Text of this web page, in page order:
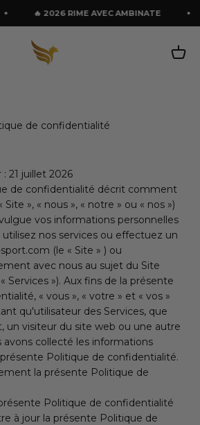
🔥 2026 RIME AVEC AMBINATE 🏆
Ambinate Sport
de confidentialité
21 juillet 2026
de confidentialité décrit comment
», « nous », « notre » ou « nos »)
vos informations personnelles
utilisez nos services ou effectuez un
(le « Site » ) ou
avec nous au sujet du Site
Services »). Aux fins de la présente
« vous », « votre » et « vos »
qu'utilisateur des Services, que
un visiteur du site web ou une autre
collecté les informations
Politique de confidentialité.
la présente Politique de
Politique de confidentialité
à jour la présente Politique de